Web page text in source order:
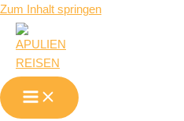
Zum Inhalt springen